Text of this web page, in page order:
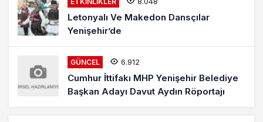
Letonyalı Ve Makedon Dansçılar
Yenişehir’de
GÜNCEL 6.912
Cumhur İttifakı MHP Yenişehir Belediye
Başkan Adayı Davut Aydın Röportajı